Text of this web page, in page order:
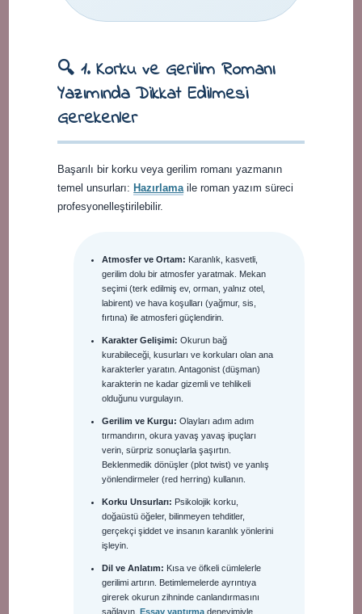
🔍 1. Korku ve Gerilim Romanı
Yazımında Dikkat Edilmesi
Gerekenler
Başarılı bir korku veya gerilim romanı yazmanın
temel unsurları:Hazırlama ile roman yazım süreci
profesyonelleştirilebilir.
Atmosfer ve Ortam: Karanlık, kasvetli,
gerilim dolu bir atmosfer yaratmak. Mekan
seçimi (terk edilmiş ev, orman, yalnız otel,
labirent) ve hava koşulları (yağmur, sis,
fırtına) ile atmosferi güçlendirin.
Karakter Gelişimi: Okurun bağ
kurabileceği, kusurları ve korkuları olan ana
karakterler yaratın. Antagonist (düşman)
karakterin ne kadar gizemli ve tehlikeli
olduğunu vurgulayın.
Gerilim ve Kurgu: Olayları adım adım
tırmandırın, okura yavaş yavaş ipuçları
verin, sürpriz sonuçlarla şaşırtın.
Beklenmedik dönüşler (plot twist) ve yanlış
yönlendirmeler (red herring) kullanın.
Korku Unsurları: Psikolojik korku,
doğaüstü öğeler, bilinmeyen tehditler,
gerçekçi şiddet ve insanın karanlık yönlerini
işleyin.
Dil ve Anlatım: Kısa ve öfkeli cümlelerle
gerilimi artırın. Betimlemelerde ayrıntıya
girerek okurun zihninde canlandırmasını
sağlayın.Essay yaptırma deneyimiyle